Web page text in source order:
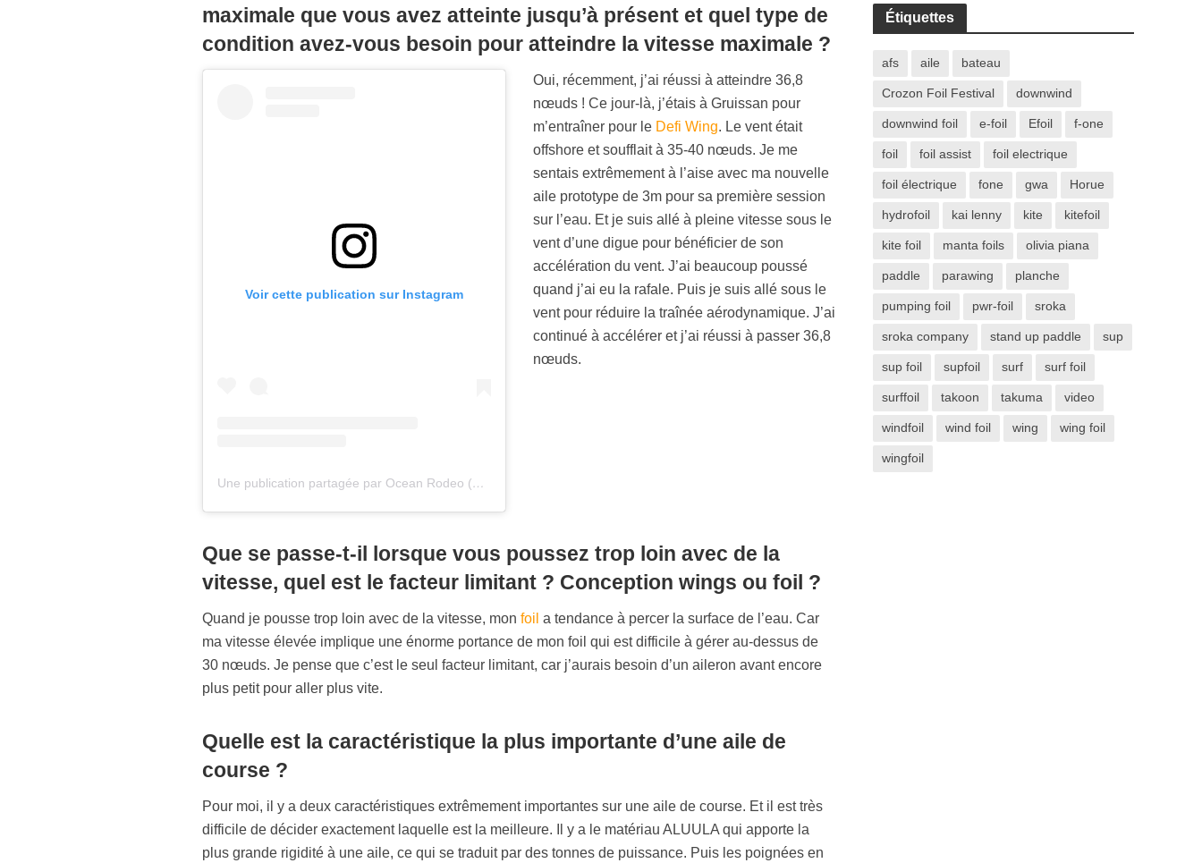
maximale que vous avez atteinte jusqu’à présent et quel type de
condition avez-vous besoin pour atteindre la vitesse maximale ?
Voir cette publication sur Instagram
Une publication partagée par Ocean Rodeo (@oceanrodeo)
Oui, récemment, j’ai réussi à atteindre 36,8
nœuds ! Ce jour-là, j’étais à Gruissan pour
m’entraîner pour le Defi Wing. Le vent était
offshore et soufflait à 35-40 nœuds. Je me
sentais extrêmement à l’aise avec ma nouvelle
aile prototype de 3m pour sa première session
sur l’eau. Et je suis allé à pleine vitesse sous le
vent d’une digue pour bénéficier de son
accélération du vent. J’ai beaucoup poussé
quand j’ai eu la rafale. Puis je suis allé sous le
vent pour réduire la traînée aérodynamique. J’ai
continué à accélérer et j’ai réussi à passer 36,8
nœuds.
Que se passe-t-il lorsque vous poussez trop loin avec de la
vitesse, quel est le facteur limitant ? Conception wings ou foil ?
Quand je pousse trop loin avec de la vitesse, mon foil a tendance à percer la surface de l’eau. Car
ma vitesse élevée implique une énorme portance de mon foil qui est difficile à gérer au-dessus de
30 nœuds. Je pense que c’est le seul facteur limitant, car j’aurais besoin d’un aileron avant encore
plus petit pour aller plus vite.
Quelle est la caractéristique la plus importante d’une aile de
course ?
Pour moi, il y a deux caractéristiques extrêmement importantes sur une aile de course. Et il est très
difficile de décider exactement laquelle est la meilleure. Il y a le matériau ALUULA qui apporte la
plus grande rigidité à une aile, ce qui se traduit par des tonnes de puissance. Puis les poignées en
Étiquettes
afs aile bateau
Crozon Foil Festival downwind
downwind foil e-foil Efoil f-one
foil foil assist foil electrique
foil électrique fone gwa Horue
hydrofoil kai lenny kite kitefoil
kite foil manta foils olivia piana
paddle parawing planche
pumping foil pwr-foil sroka
sroka company stand up paddle sup
sup foil supfoil surf surf foil
surffoil takoon takuma video
windfoil wind foil wing wing foil
wingfoil